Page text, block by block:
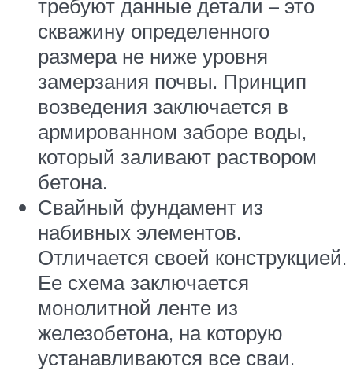
требуют данные детали – это
скважину определенного
размера не ниже уровня
замерзания почвы. Принцип
возведения заключается в
армированном заборе воды,
который заливают раствором
бетона.
Свайный фундамент из
набивных элементов.
Отличается своей конструкцией.
Ее схема заключается
монолитной ленте из
железобетона, на которую
устанавливаются все сваи.